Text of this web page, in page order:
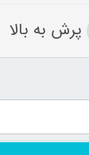
پرش به بالا